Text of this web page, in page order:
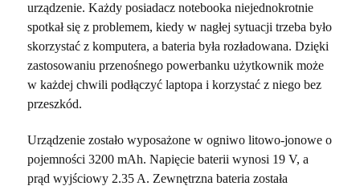
urządzenie. Każdy posiadacz notebooka niejednokrotnie
spotkał się z problemem, kiedy w nagłej sytuacji trzeba było
skorzystać z komputera, a bateria była rozładowana. Dzięki
zastosowaniu przenośnego powerbanku użytkownik może
w każdej chwili podłączyć laptopa i korzystać z niego bez
przeszkód.
Urządzenie zostało wyposażone w ogniwo litowo-jonowe o
pojemności 3200 mAh. Napięcie baterii wynosi 19 V, a
prąd wyjściowy 2.35 A. Zewnętrzna bateria została